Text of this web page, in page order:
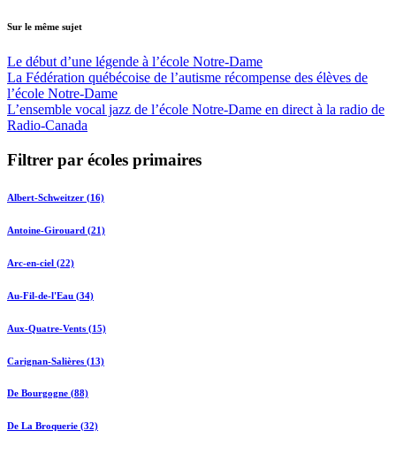
Sur le même sujet
Le début d’une légende à l’école Notre-Dame
La Fédération québécoise de l’autisme récompense des élèves de
l’école Notre-Dame
L’ensemble vocal jazz de l’école Notre-Dame en direct à la radio de
Radio-Canada
Filtrer par écoles primaires
Albert-Schweitzer (16)
Antoine-Girouard (21)
Arc-en-ciel (22)
Au-Fil-de-l'Eau (34)
Aux-Quatre-Vents (15)
Carignan-Salières (13)
De Bourgogne (88)
De La Broquerie (32)